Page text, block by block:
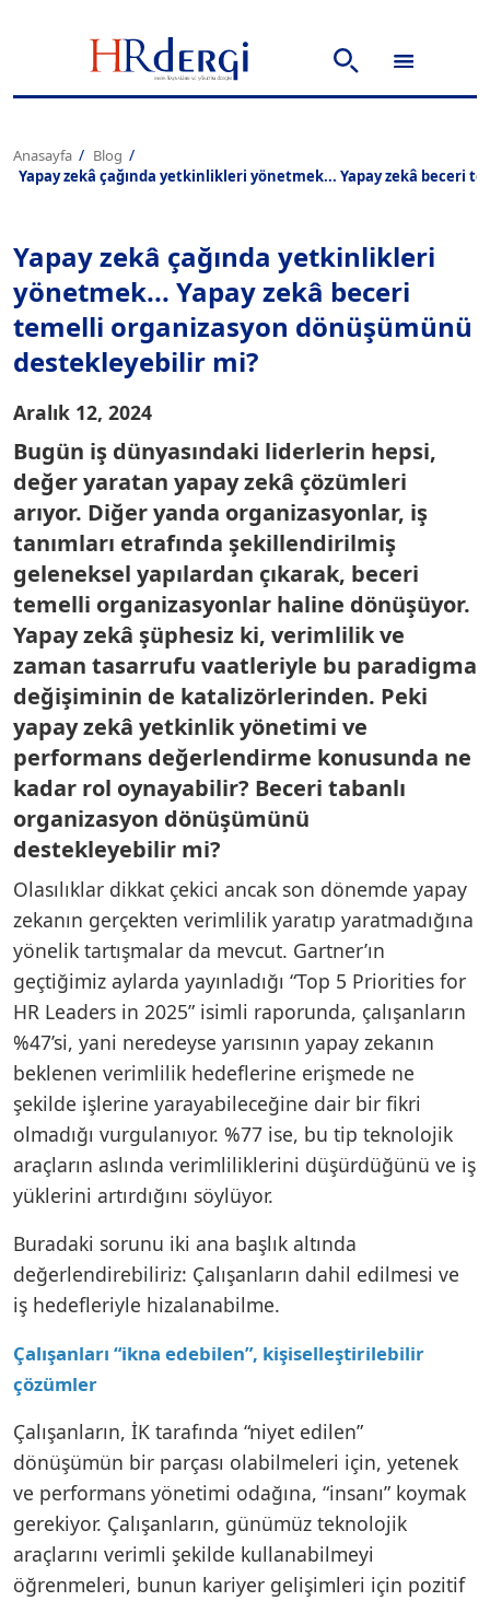
Anasayfa
Blog
Yapay zekâ çağında yetkinlikleri yönetmek... Yapay zekâ beceri
Yapay zekâ çağında yetkinlikleri
yönetmek... Yapay zekâ beceri
temelli organizasyon dönüşümünü
destekleyebilir mi?
Aralık 12, 2024
Bugün iş dünyasındaki liderlerin hepsi,
değer yaratan yapay zekâ çözümleri
arıyor. Diğer yanda organizasyonlar, iş
tanımları etrafında şekillendirilmiş
geleneksel yapılardan çıkarak, beceri
temelli organizasyonlar haline dönüşüyor.
Yapay zekâ şüphesiz ki, verimlilik ve
zaman tasarrufu vaatleriyle bu paradigma
değişiminin de katalizörlerinden. Peki
yapay zekâ yetkinlik yönetimi ve
performans değerlendirme konusunda ne
kadar rol oynayabilir? Beceri tabanlı
organizasyon dönüşümünü
destekleyebilir mi?
Olasılıklar dikkat çekici ancak son dönemde yapay
zekanın gerçekten verimlilik yaratıp yaratmadığına
yönelik tartışmalar da mevcut. Gartner’ın
geçtiğimiz aylarda yayınladığı “Top 5 Priorities for
HR Leaders in 2025” isimli raporunda, çalışanların
%47’si, yani neredeyse yarısının yapay zekanın
beklenen verimlilik hedeflerine erişmede ne
şekilde işlerine yarayabileceğine dair bir fikri
olmadığı vurgulanıyor. %77 ise, bu tip teknolojik
araçların aslında verimliliklerini düşürdüğünü ve iş
yüklerini artırdığını söylüyor.
Buradaki sorunu iki ana başlık altında
değerlendirebiliriz: Çalışanların dahil edilmesi ve
iş hedefleriyle hizalanabilme.
Çalışanları “ikna edebilen”, kişiselleştirilebilir
çözümler
Çalışanların, İK tarafında “niyet edilen”
dönüşümün bir parçası olabilmeleri için, yetenek
ve performans yönetimi odağına, “insanı” koymak
gerekiyor. Çalışanların, günümüz teknolojik
araçlarını verimli şekilde kullanabilmeyi
öğrenmeleri, bunun kariyer gelişimleri için pozitif